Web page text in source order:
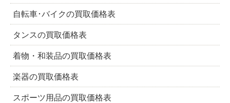
自転車･バイクの買取価格表
タンスの買取価格表
着物・和装品の買取価格表
楽器の買取価格表
スポーツ用品の買取価格表